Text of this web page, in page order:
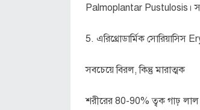
Palmoplantar Pustulosis।
5. এরিথ্রোডার্মিক সোরিয়াসিস
সবচেয়ে বিরল, কিন্তু মারাত্মক
শরীরের 80-90% ত্বক গাঢ় লাল